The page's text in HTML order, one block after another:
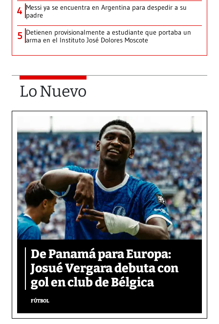
4 Messi ya se encuentra en Argentina para despedir a su
padre
5 Detienen provisionalmente a estudiante que portaba un
arma en el Instituto José Dolores Moscote
Lo Nuevo
De Panamá para Europa:
Josué Vergara debuta con
gol en club de Bélgica
FÚTBOL